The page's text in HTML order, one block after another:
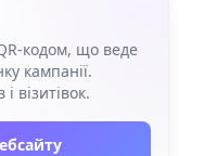
що веде
кампанії.
візитівок.